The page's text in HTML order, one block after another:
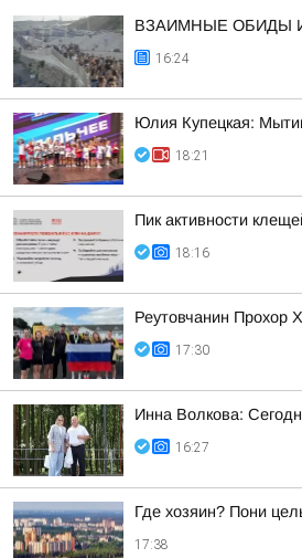
ВЗАИМНЫЕ ОБИДЫ
16:24
Юлия Купецкая:
18:21
Пик активности
18:16
Реутовчанин Прохор
17:30
Инна Волкова:
16:27
Где хозяин? Пони
17:38